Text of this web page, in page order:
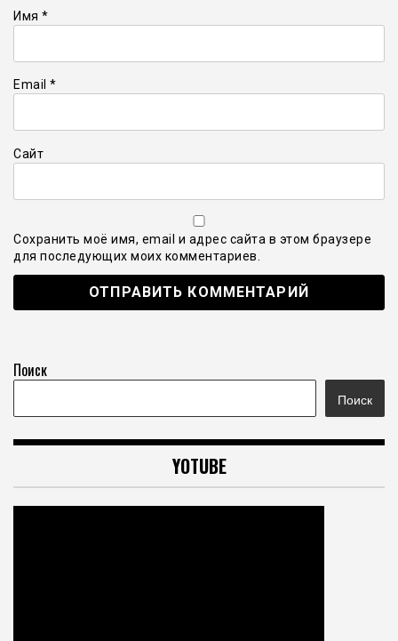
Имя *
Email *
Сайт
Сохранить моё имя, email и адрес сайта в этом браузере
для последующих моих комментариев.
Поиск
Поиск
YOTUBE